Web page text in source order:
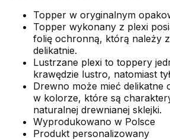
Topper w oryginalnym
Topper wykonany z plexi
folię ochronną, którą należy
delikatnie.
Lustrzane plexi to toppery
krawędzie lustro, natomiast
Drewno może mieć delikatne
w kolorze, które są
naturalnej drewnianej sklejki.
Wyprodukowano w Polsce
Produkt personalizowany